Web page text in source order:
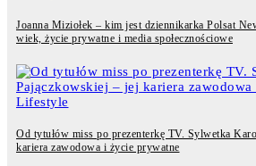
Joanna Miziołek – kim jest dziennikarka Polsat
wiek, życie prywatne i media społecznościowe
Lifestyle
Od tytułów miss po prezenterkę TV. Sylwetka
kariera zawodowa i życie prywatne